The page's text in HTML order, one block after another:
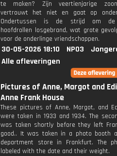
te maken? Zijn veertienjarige
vertrouwt het niet en gaat op
Ondertussen is de strijd om de
hoofdrollen losgebrand, wat grote
voor de onderlinge vriendschappen.
30-05-2026 18:10 NPO3
Alle afleveringen
Pictures of Anne, Margot and
Anne Frank House
These pictures of Anne, Margot, and
were taken in 1933 and 1934. The
was taken shortly before they left
good.. It was taken in a photo booth
department store in Frankfurt. The
labeled with the date and their weight.